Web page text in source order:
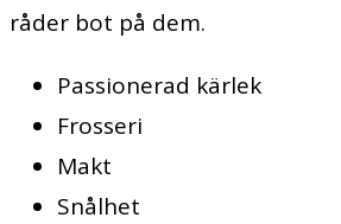
råder bot på dem.
Passionerad kärlek
Frosseri
Makt
Snålhet